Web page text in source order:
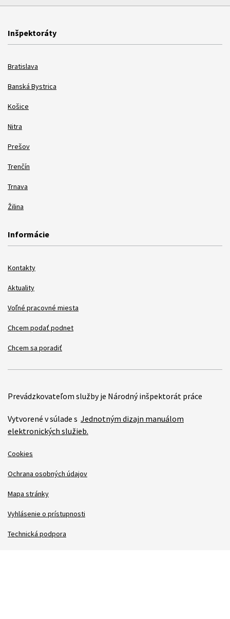
Inšpektoráty
Bratislava
Banská Bystrica
Košice
Nitra
Prešov
Trenčín
Trnava
Žilina
Informácie
Kontakty
Aktuality
Voľné pracovné miesta
Chcem podať podnet
Chcem sa poradiť
Prevádzkovateľom služby je Národný inšpektorát práce
Vytvorené v súlade s Jednotným dizajn manuálom
elektronických služieb.
Cookies
Ochrana osobných údajov
Mapa stránky
Vyhlásenie o prístupnosti
Technická podpora